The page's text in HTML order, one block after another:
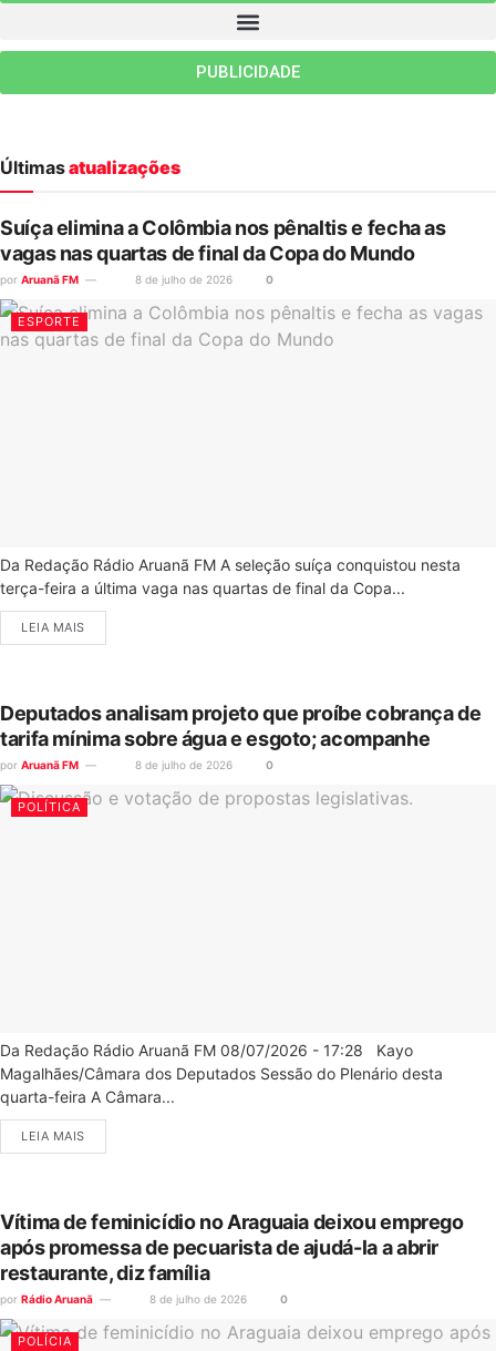
PUBLICIDADE
Últimasatualizações
Suíça elimina a Colômbia nos pênaltis e fecha as
vagas nas quartas de final da Copa do Mundo
por Aruanã FM 8 de julho de 2026 0
ESPORTE
Da Redação Rádio Aruanã FM A seleção suíça conquistou nesta
terça-feira a última vaga nas quartas de final da Copa...
LEIA MAIS
Deputados analisam projeto que proíbe cobrança de
tarifa mínima sobre água e esgoto; acompanhe
por Aruanã FM 8 de julho de 2026 0
POLÍTICA
Da Redação Rádio Aruanã FM 08/07/2026 - 17:28 Kayo
Magalhães/Câmara dos Deputados Sessão do Plenário desta
quarta-feira A Câmara...
LEIA MAIS
Vítima de feminicídio no Araguaia deixou emprego
após promessa de pecuarista de ajudá-la a abrir
restaurante, diz família
por Rádio Aruanã 8 de julho de 2026 0
POLÍCIA